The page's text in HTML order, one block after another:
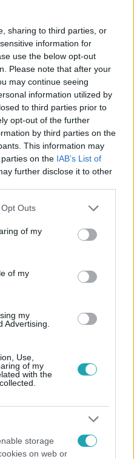
sharing to third parties, or
information for
use the below opt-out
Please note that after your
may continue seeing
information utilized by
to third parties prior to
opt-out of the further
by third parties on the
This information may
on the IAB’s List of
further disclose it to other
uses one or more Google
You may click to
and its third-party tags to
purposes in below Google
Outs
of my
of my
my
Advertising.
Use,
of my
with the
storage
on web or
alapjait kérdőjelezi
döntése, amely a
helyezi. Az Európai
hogy a közös
be kell tartani. Az
a lengyel tagság jövőjét
1:34
az idősotthonban
az idősotthonban kitört
embert vettek őrizetbe az
engedélye sem volt az